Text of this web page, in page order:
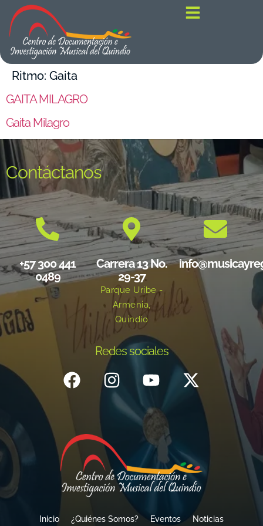
contenido
Ritmo: Gaita
GAITA MILAGRO
Gaita Milagro
Contáctanos
+57 300 441
0489
Carrera 13 No.
29-37
Parque Uribe -
Armenia,
Quindío
Redes sociales
Inicio ¿Quiénes Somos? Eventos Noticias